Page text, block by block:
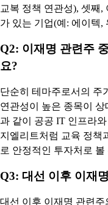
교복 정책 연관성), 셋째,
가 있는 기업(예: 에이텍,
Q2: 이재명 관련주
요?
단순히 테마주로서의 주
연관성이 높은 종목이
과 같이 공공 IT 인프라
지엘리트처럼 교육 정책
로 안정적인 투자처로 볼
Q3: 대선 이후 이재
대선 이후 이재명 관련